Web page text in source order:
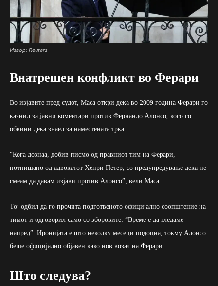
Извор: Reuters
Внатрешен конфликт во Ферари
Во изјавите пред судот, Маса откри дека во 2009 година Ферари го
казнил за јавни коментари против Фернандо Алонсо, кого го
обвини дека знаел за наместената трка.
“Кога дознаа, добив писмо од правниот тим на Ферари,
потпишано од адвокатот Хенри Петер, со предупредување дека не
смеам да давам изјави против Алонсо”, вели Маса.
Тој одбил да го прочита подготвеното официјално соопштение на
тимот и одговорил само со зборовите: “Време е да гледаме
напред”. Иронијата е што неколку месеци подоцна, токму Алонсо
беше официјално објавен како нов возач на Ферари.
Што следува?